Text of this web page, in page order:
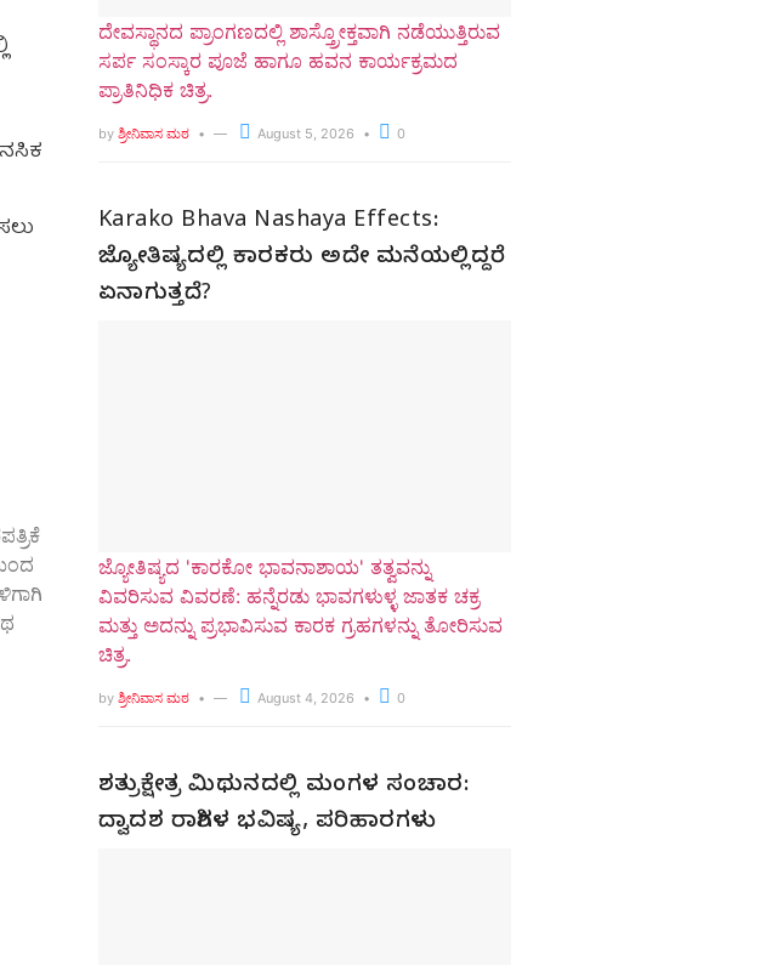
ದೇವಸ್ಥಾನದ ಪ್ರಾಂಗಣದಲ್ಲಿ ಶಾಸ್ತ್ರೋಕ್ತವಾಗಿ ನಡೆಯುತ್ತಿರುವ
ಸರ್ಪ ಸಂಸ್ಕಾರ ಪೂಜೆ ಹಾಗೂ ಹವನ ಕಾರ್ಯಕ್ರಮದ
ಪ್ರಾತಿನಿಧಿಕ ಚಿತ್ರ.
by ಶ್ರೀನಿವಾಸ ಮಠ August 5, 2026 0
Karako Bhava Nashaya Effects:
ಜ್ಯೋತಿಷ್ಯದಲ್ಲಿ ಕಾರಕರು ಅದೇ ಮನೆಯಲ್ಲಿದ್ದರೆ
ಏನಾಗುತ್ತದೆ?
ಜ್ಯೋತಿಷ್ಯದ 'ಕಾರಕೋ ಭಾವನಾಶಾಯ' ತತ್ವವನ್ನು
ವಿವರಿಸುವ ವಿವರಣೆ: ಹನ್ನೆರಡು ಭಾವಗಳುಳ್ಳ ಜಾತಕ ಚಕ್ರ
ಮತ್ತು ಅದನ್ನು ಪ್ರಭಾವಿಸುವ ಕಾರಕ ಗ್ರಹಗಳನ್ನು ತೋರಿಸುವ
ಚಿತ್ರ.
by ಶ್ರೀನಿವಾಸ ಮಠ August 4, 2026 0
ಶತ್ರುಕ್ಷೇತ್ರ ಮಿಥುನದಲ್ಲಿ ಮಂಗಳ ಸಂಚಾರ:
ದ್ವಾದಶ ರಾಶಿಗಳ ಭವಿಷ್ಯ, ಪರಿಹಾರಗಳು